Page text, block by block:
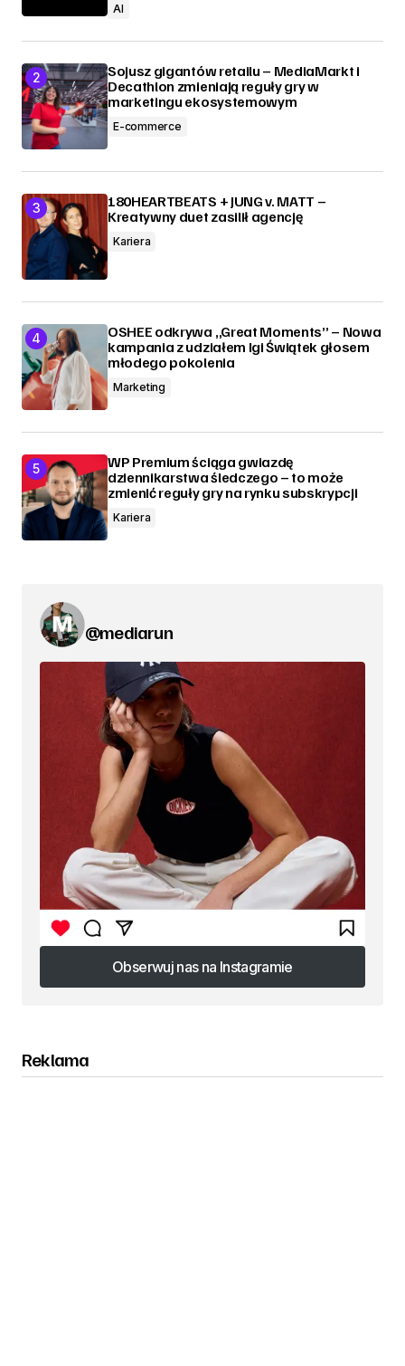
AI
Sojusz gigantów retailu – MediaMarkt i
Decathlon zmieniają reguły gry w
marketingu ekosystemowym
E-commerce
180HEARTBEATS + JUNG v. MATT –
Kreatywny duet zasilił agencję
Kariera
OSHEE odkrywa „Great Moments” – Nowa
kampania z udziałem Igi Świątek głosem
młodego pokolenia
Marketing
WP Premium ściąga gwiazdę
dziennikarstwa śledczego – to może
zmienić reguły gry na rynku subskrypcji
Kariera
@mediarun
Obserwuj nas na Instagramie
Obserwuj nas na Instagramie
Reklama